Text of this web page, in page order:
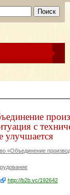
с
улучшается
«Объединение
http://b2b.vc/192642